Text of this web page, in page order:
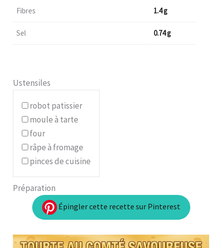
Fibres 1.4 g
Sel 0.74 g
Ustensiles
robot patissier
moule à tarte
four
râpe à fromage
pinces de cuisine
Préparation
Épingler cette recette sur Pinterest